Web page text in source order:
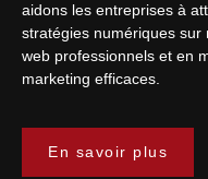
aidons les entreprises à
stratégies numériques
web professionnels et en
marketing efficaces.
En savoir plus